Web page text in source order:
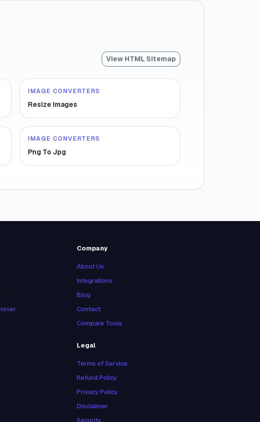
View HTML Sitemap
IMAGE CONVERTERS
Resize Images
IMAGE CONVERTERS
Png To Jpg
Company
About Us
Integrations
Blog
Contact
Compare Tools
Legal
Terms of Service
Refund Policy
Privacy Policy
Disclaimer
Security